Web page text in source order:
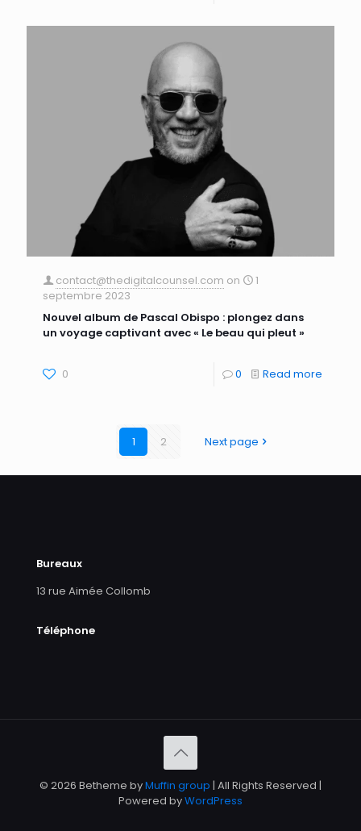
contact@thedigitalcounsel.com on
1
septembre 2023
Nouvel album de Pascal Obispo : plongez dans
un voyage captivant avec « Le beau qui pleut »
0 0 Read more
1 2 Next page
Bureaux
13 rue Aimée Collomb
Téléphone
© 2026 Betheme byMuffin group | All Rights Reserved |
Powered byWordPress